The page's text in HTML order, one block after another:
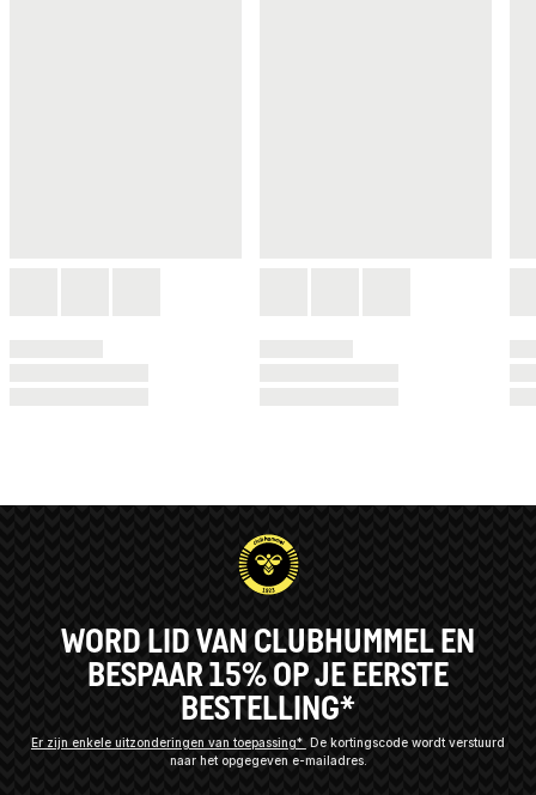
WORD LID VAN CLUBHUMMEL EN
BESPAAR 15% OP JE EERSTE
BESTELLING*
Er zijn enkele uitzonderingen van toepassing*
De kortingscode wordt verstuurd
naar het opgegeven e-mailadres.